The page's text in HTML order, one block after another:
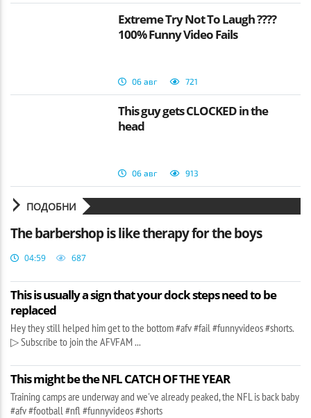
Extreme Try Not To Laugh ????
100% Funny Video Fails
06 авг 721
This guy gets CLOCKED in the
head
06 авг 913
ПОДОБНИ
The barbershop is like therapy for the boys
04:59 687
This is usually a sign that your dock steps need to be
replaced
Hey they still helped him get to the bottom #afv #fail #funnyvideos #shorts.
▷ Subscribe to join the AFVFAM ...
This might be the NFL CATCH OF THE YEAR
Training camps are underway and we've already peaked, the NFL is back baby
#afv #football #nfl #funnyvideos #shorts